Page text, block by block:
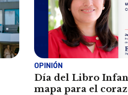
OPINIÓN
Día del Libro
mapa para el